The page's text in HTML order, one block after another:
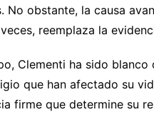
No obstante, la causa
reemplaza la
Clementi ha sido
que han afectado su
firme que determine su